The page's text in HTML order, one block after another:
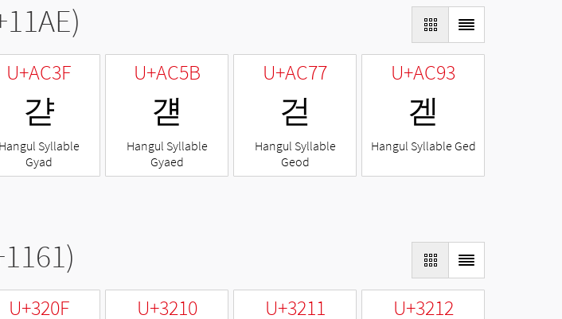
U+AC3F
갿
Hangul Syllable
Gyad
U+AC5B
걛
Hangul Syllable
Gyaed
U+AC77
걷
Hangul Syllable
Geod
U+AC93
겓
Hangul Syllable Ged
U+320F U+3210 U+3211 U+3212